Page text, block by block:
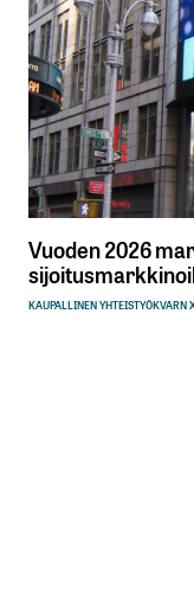
Vuoden 2026
KAUPALLINEN YHTEISTYÖKVARN